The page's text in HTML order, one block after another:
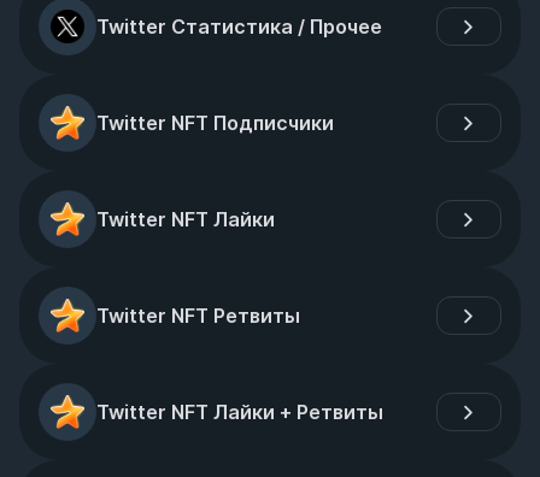
Twitter Статистика / Прочее
Twitter NFT Подписчики
Twitter NFT Лайки
Twitter NFT Ретвиты
Twitter NFT Лайки + Ретвиты